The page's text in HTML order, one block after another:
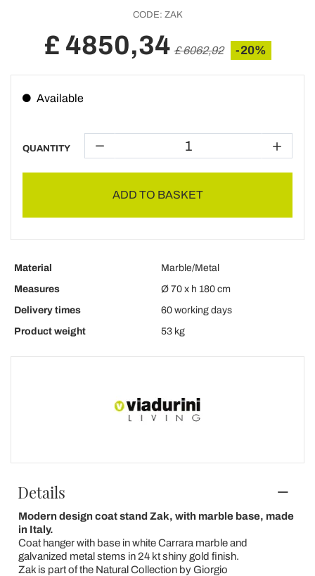
CODE: ZAK
£ 4850,34 £ 6062,92 -20%
Available
QUANTITY
ADD TO BASKET
Material
Marble/Metal
Measures
Ø 70 x h 180 cm
Delivery times
60 working days
Product weight
53 kg
Details
Modern design coat stand Zak, with marble base, made
in Italy.
Coat hanger with base in white Carrara marble and
galvanized metal stems in 24 kt shiny gold finish.
Zak is part of the Natural Collection by Giorgio